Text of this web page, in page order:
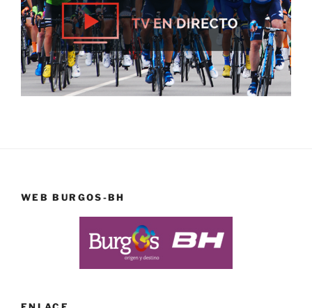
WEB BURGOS-BH